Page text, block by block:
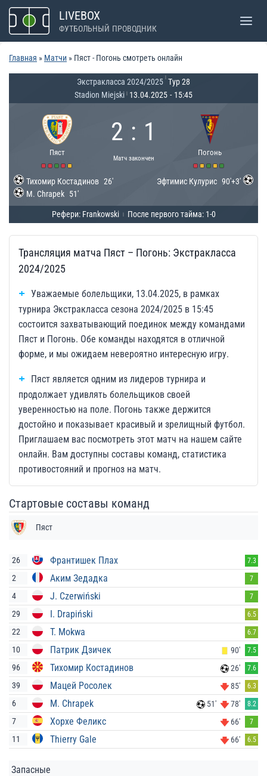
Перейти
содержимому
LIVEBOX
ФУТБОЛЬНЫЙ ПРОВОДНИК
Главная » Матчи » Пяст - Погонь смотреть онлайн
Экстракласса 2024/2025 Тур 28
Stadion Miejski 13.04.2025 - 15:45
Пяст
2 : 1
Матч закончен
Погонь
Тихомир Костадинов 26'
M. Chrapek 51'
Эфтимис Кулурис 90'+3'
Рефери: Frankowski После первого тайма: 1-0
Трансляция матча Пяст – Погонь: Экстракласса
2024/2025
Уважаемые болельщики, 13.04.2025, в рамках
турнира Экстракласса сезона 2024/2025 в 15:45
состоится захватывающий поединок между командами
Пяст и Погонь. Обе команды находятся в отличной
форме, и мы ожидаем невероятно интересную игру.
Пяст является одним из лидеров турнира и
продолжает удивлять болельщиков своей
уверенностью на поле. Погонь также держится
достойно и показывает красивый и зрелищный футбол.
Приглашаем вас посмотреть этот матч на нашем сайте
онлайн. Вам доступны составы команд, статистика
противостояний и прогноз на матч.
Стартовые составы команд
Пяст
26 Франтишек Плах 7.3
2 Аким Зедадка 7
4 J. Czerwiński 7
29 I. Drapiński 6.5
22 T. Mokwa 6.7
10 Патрик Дзичек 90' 7.5
96 Тихомир Костадинов 26' 7.6
39 Мацей Росолек 85' 6.3
6 M. Chrapek 51' 78' 8.2
7 Хорхе Феликс 66' 7
11 Thierry Gale 66' 6.5
Запасные